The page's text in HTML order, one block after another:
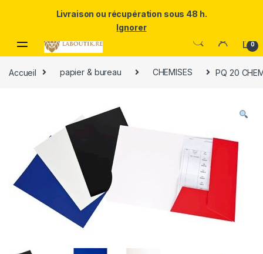
puissance et l'élégance du Samsung Galaxy S25 Ultra à prix réduit.
0
Accueil papier & bureau CHEMISES PQ 20
Livraison ou récupération sous 48 h.
Ignorer